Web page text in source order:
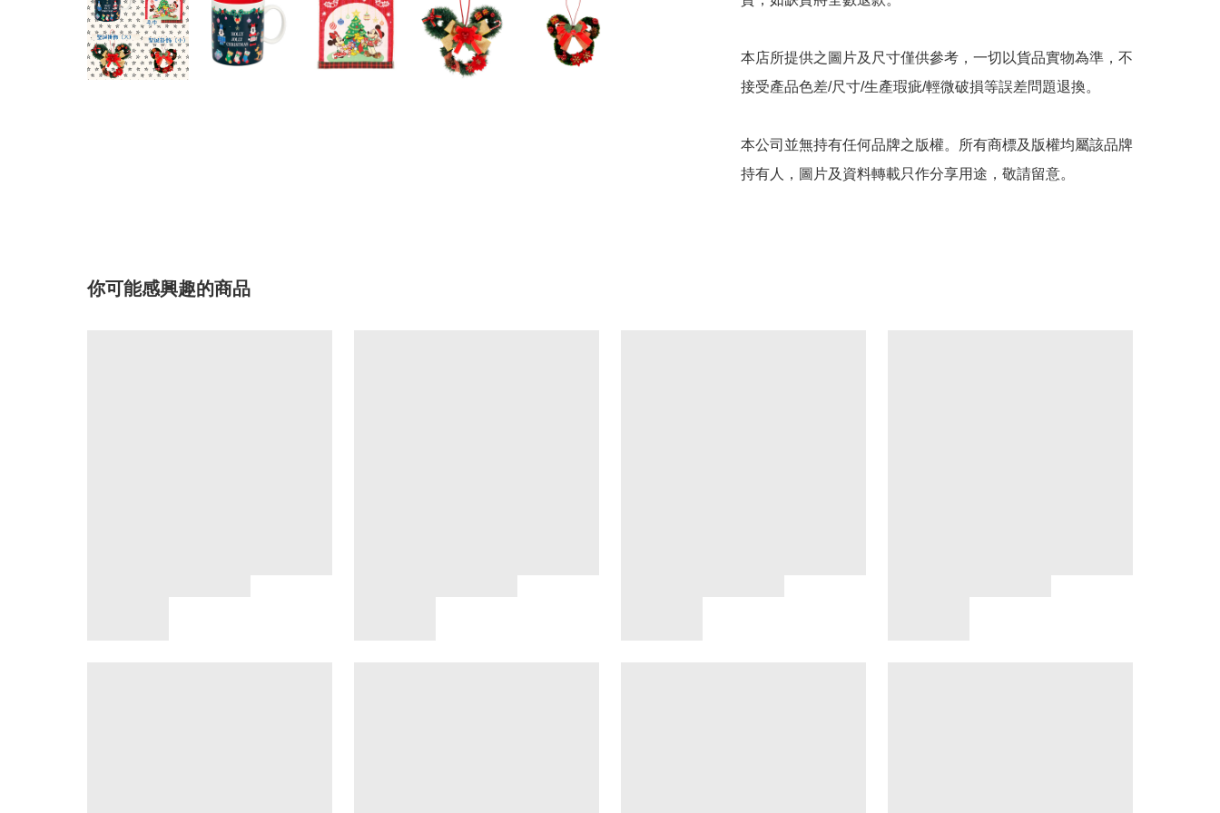
本店所提供之圖片及尺寸僅供參考，一切以貨品實物為準，不
接受產品色差/尺寸/生產瑕疵/輕微破損等誤差問題退換。
本公司並無持有任何品牌之版權。所有商標及版權均屬該品牌
持有人，圖片及資料轉載只作分享用途，敬請留意。
你可能感興趣的商品